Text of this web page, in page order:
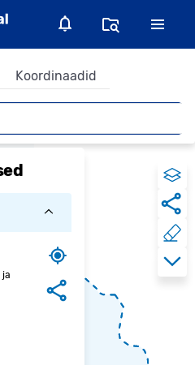
Koordinaadid
ja